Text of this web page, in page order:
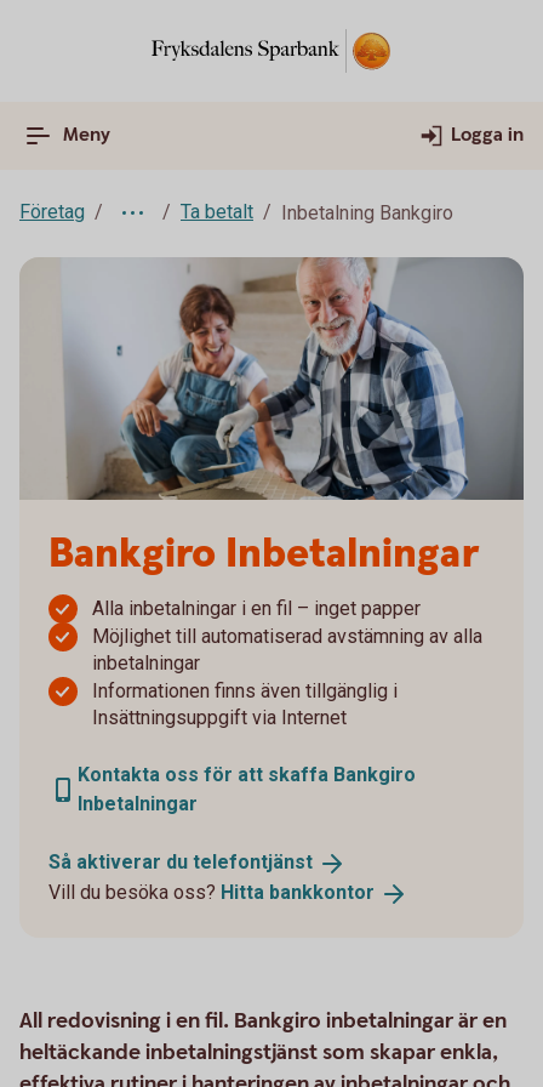
Meny Logga in
Företag Ta betalt Inbetalning Bankgiro
Bankgiro Inbetalningar
Alla inbetalningar i en fil – inget papper
Möjlighet till automatiserad avstämning av alla
inbetalningar
Informationen finns även tillgänglig i
Insättningsuppgift via Internet
Kontakta oss för att skaffa Bankgiro
Inbetalningar
Så aktiverar du telefontjänst
Vill du besöka oss? Hitta bankkontor
All redovisning i en fil. Bankgiro inbetalningar är en
heltäckande inbetalningstjänst som skapar enkla,